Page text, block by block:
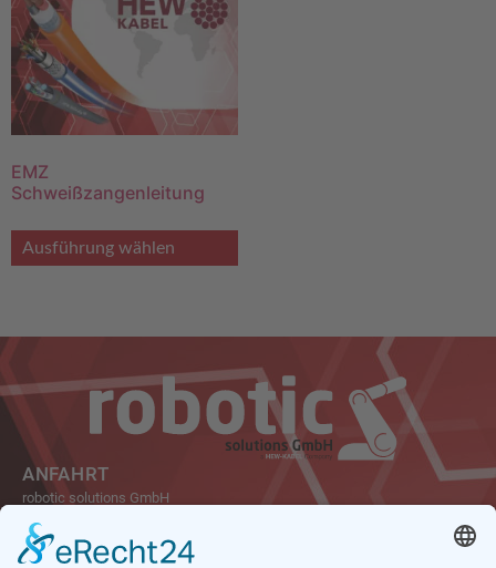
EMZ
Schweißzangenleitung
Ausführung wählen
ANFAHRT
robotic solutions GmbH
47475 Kamp-Lintfort